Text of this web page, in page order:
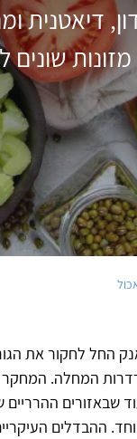
דיאטנית
מזונות
רוי סוואנק החל
המחלה.
שבאזורים
ההבדלים